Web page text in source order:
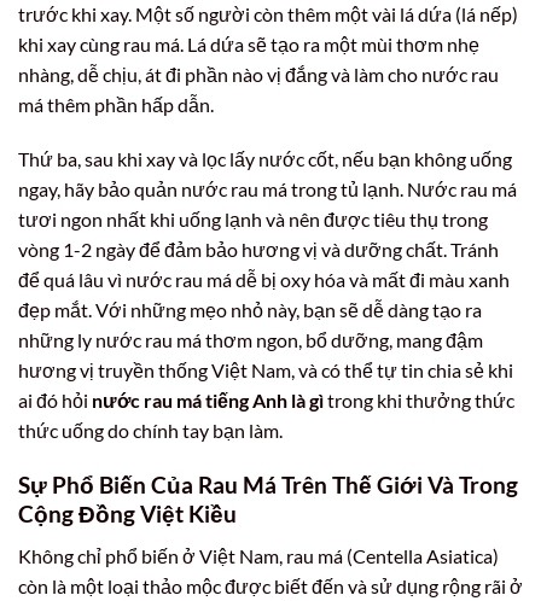
trước khi xay. Một số người còn thêm một vài lá dứa (lá nếp)
khi xay cùng rau má. Lá dứa sẽ tạo ra một mùi thơm nhẹ
nhàng, dễ chịu, át đi phần nào vị đắng và làm cho nước rau
má thêm phần hấp dẫn.
Thứ ba, sau khi xay và lọc lấy nước cốt, nếu bạn không uống
ngay, hãy bảo quản nước rau má trong tủ lạnh. Nước rau má
tươi ngon nhất khi uống lạnh và nên được tiêu thụ trong
vòng 1-2 ngày để đảm bảo hương vị và dưỡng chất. Tránh
để quá lâu vì nước rau má dễ bị oxy hóa và mất đi màu xanh
đẹp mắt. Với những mẹo nhỏ này, bạn sẽ dễ dàng tạo ra
những ly nước rau má thơm ngon, bổ dưỡng, mang đậm
hương vị truyền thống Việt Nam, và có thể tự tin chia sẻ khi
ai đó hỏi nước rau má tiếng Anh là gìtrong khi thưởng thức
thức uống do chính tay bạn làm.
Sự Phổ Biến Của Rau Má Trên Thế Giới Và Trong
Cộng Đồng Việt Kiều
Không chỉ phổ biến ở Việt Nam, rau má (Centella Asiatica)
còn là một loại thảo mộc được biết đến và sử dụng rộng rãi ở